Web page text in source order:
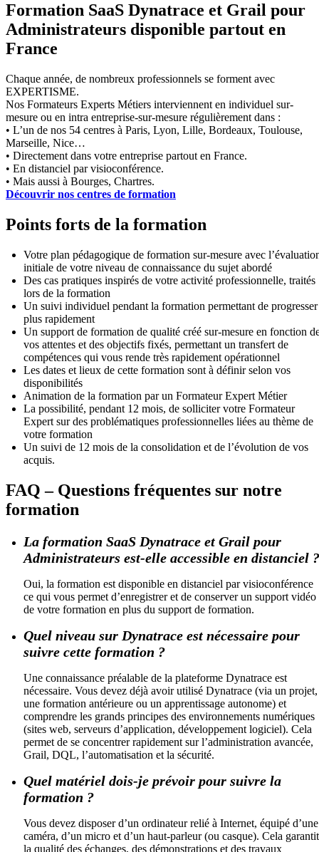
Formation SaaS Dynatrace et Grail pour
Administrateurs disponible partout en
France
Chaque année, de nombreux professionnels se forment avec
EXPERTISME.
Nos Formateurs Experts Métiers interviennent en individuel sur-
mesure ou en intra entreprise-sur-mesure régulièrement dans :
• L’un de nos 54 centres à Paris, Lyon, Lille, Bordeaux, Toulouse,
Marseille, Nice…
• Directement dans votre entreprise partout en France.
• En distanciel par visioconférence.
• Mais aussi à Bourges, Chartres.
Découvrir nos centres de formation
Points forts de la formation
Votre plan pédagogique de formation sur-mesure avec
initiale de votre niveau de connaissance du sujet abordé
Des cas pratiques inspirés de votre activité professionnelle, traités
lors de la formation
Un suivi individuel pendant la formation permettant de progresser
plus rapidement
Un support de formation de qualité créé sur-mesure en fonction
vos attentes et des objectifs fixés, permettant un transfert de
compétences qui vous rende très rapidement opérationnel
Les dates et lieux de cette formation sont à définir selon vos
disponibilités
Animation de la formation par un Formateur Expert Métier
La possibilité, pendant 12 mois, de solliciter votre Formateur
Expert sur des problématiques professionnelles liées au thème de
votre formation
Un suivi de 12 mois de la consolidation et de l’évolution de vos
acquis.
FAQ – Questions fréquentes sur notre
formation
La formation SaaS Dynatrace et Grail pour
Administrateurs est-elle accessible en distanciel ?
Oui, la formation est disponible en distanciel par visioconférence
ce qui vous permet d’enregistrer et de conserver un support vidéo
de votre formation en plus du support de formation.
Quel niveau sur Dynatrace est nécessaire pour
suivre cette formation ?
Une connaissance préalable de la plateforme Dynatrace est
nécessaire. Vous devez déjà avoir utilisé Dynatrace (via un projet,
une formation antérieure ou un apprentissage autonome) et
comprendre les grands principes des environnements numériques
(sites web, serveurs d’application, développement logiciel). Cela
permet de se concentrer rapidement sur l’administration avancée,
Grail, DQL, l’automatisation et la sécurité.
Quel matériel dois-je prévoir pour suivre la
formation ?
Vous devez disposer d’un ordinateur relié à Internet, équipé d’une
caméra, d’un micro et d’un haut-parleur (ou casque). Cela garantit
la qualité des échanges, des démonstrations et des travaux